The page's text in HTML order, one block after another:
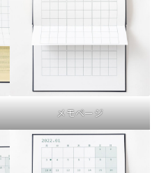
メモページ